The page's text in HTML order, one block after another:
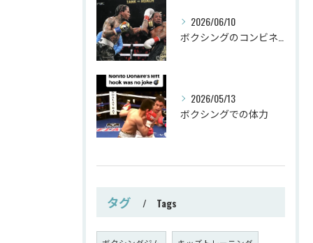
2026/06/10
2026/05/13
ボクシングでの体力
タグ Tags